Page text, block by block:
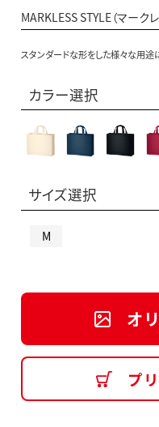
MARKLESS STYLE（マーク
スタンダードな形をした様々な用途
カラー選択
サイズ選択
M
オ
プ